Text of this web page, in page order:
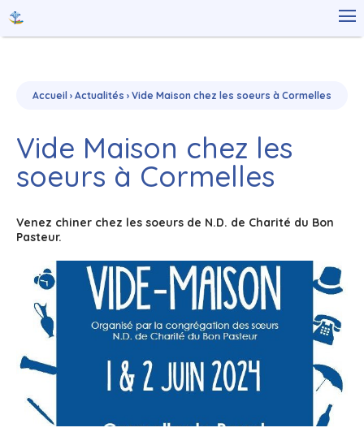
contenu.
Aller
personnels

Accueil › Actualités › Vide Maison chez les soeurs à Cormelles
Vide Maison chez les
soeurs à Cormelles
Venez chiner chez les soeurs de N.D. de Charité du Bon
Pasteur.